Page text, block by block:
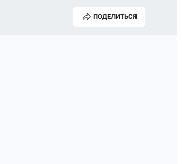
ПОДЕЛИТЬСЯ